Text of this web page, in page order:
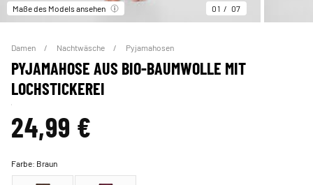
Maße des Models ansehen 01 07
Damen Nachtwäsche Pyjamahosen
PYJAMAHOSE AUS BIO-BAUMWOLLE MIT
LOCHSTICKEREI
24,99 €
Farbe: Braun